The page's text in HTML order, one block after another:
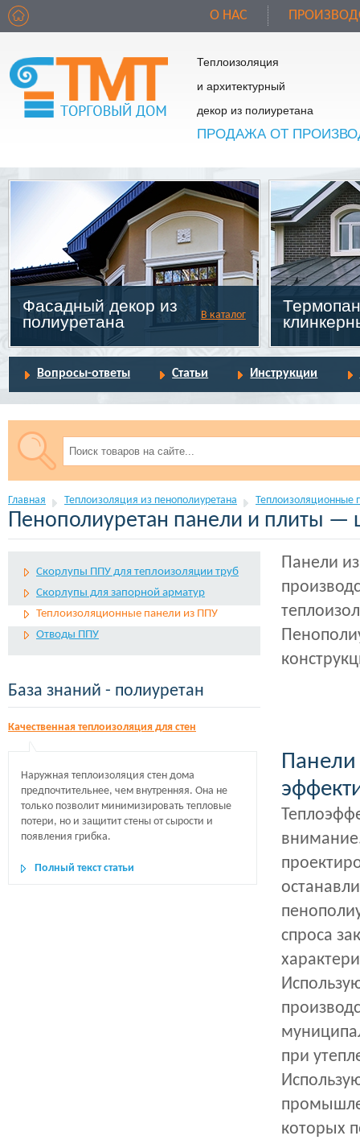
О НАС
Теплоизоляция
и архитектурный
декор из полиуретана
ПРОДАЖА ОТ
Фасадный декор из
полиуретана
В каталог
Вопросы-ответы Статьи Инструкции
Главная Теплоизоляция из пенополиуретана Теплоизоляционные
Пенополиуретан панели и плиты
Скорлупы ППУ для теплоизоляции труб
Скорлупы для запорной арматур
Теплоизоляционные панели из ППУ
Отводы ППУ
База знаний - полиуретан
Качественная теплоизоляция для стен
Наружная теплоизоляция стен дома
предпочтительнее, чем внутренняя. Она не
только позволит минимизировать тепловые
потери, но и защитит стены от сырости и
появления грибка.
Полный текст статьи
Панели
Панели
спроса
при
которых